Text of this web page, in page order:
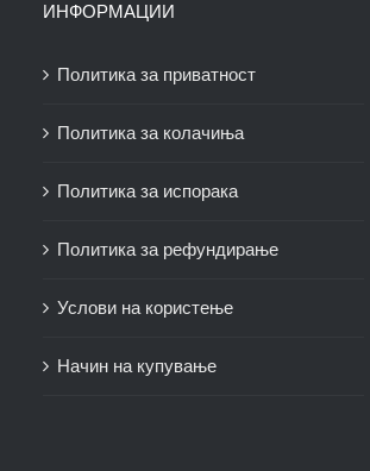
ИНФОРМАЦИИ
Политика за приватност
Политика за колачиња
Политика за испорака
Политика за рефундирање
Услови на користење
Начин на купување